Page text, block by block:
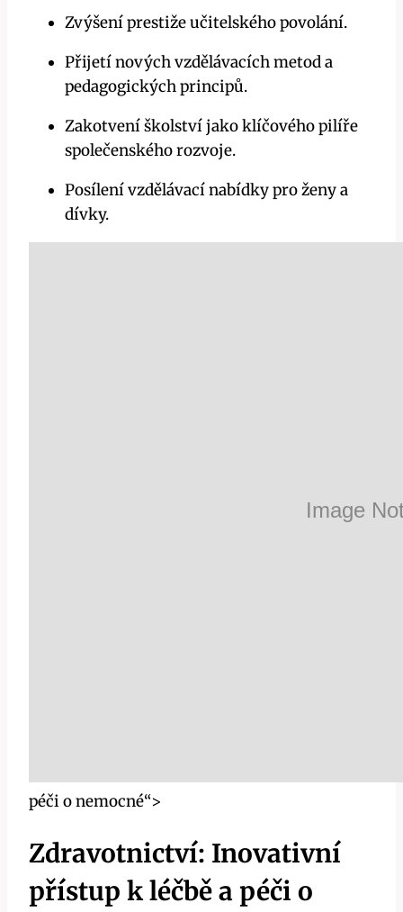
Zvýšení prestiže učitelského povolání.
Přijetí nových vzdělávacích metod a
pedagogických principů.
Zakotvení školství jako klíčového pilíře
společenského rozvoje.
Posílení vzdělávací nabídky pro ženy a
dívky.
péči o nemocné“>
Zdravotnictví: Inovativní
přístup k léčbě a péči o